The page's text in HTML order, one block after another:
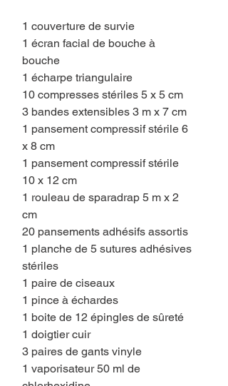
1 couverture de survie
1 écran facial de bouche à
bouche
1 écharpe triangulaire
10 compresses stériles 5 x 5 cm
3 bandes extensibles 3 m x 7 cm
1 pansement compressif stérile 6
x 8 cm
1 pansement compressif stérile
10 x 12 cm
1 rouleau de sparadrap 5 m x 2
cm
20 pansements adhésifs assortis
1 planche de 5 sutures adhésives
stériles
1 paire de ciseaux
1 pince à échardes
1 boite de 12 épingles de sûreté
1 doigtier cuir
3 paires de gants vinyle
1 vaporisateur 50 ml de